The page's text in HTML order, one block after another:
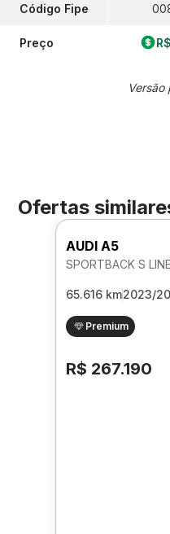
Código Fipe
Preço
Versão
Ofertas
AUDI A5
65.616 km2023/
Premium
R$ 267.190